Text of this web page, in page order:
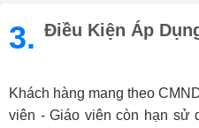
3. Điều Kiện Áp
Khách hàng mang theo
viên - Giáo viên còn hạn sử